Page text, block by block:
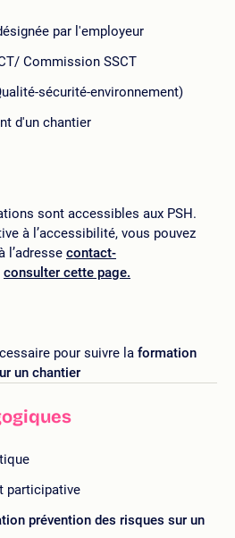
par l'employeur
Commission SSCT
sécurité-environnement)
d'un chantier
sont accessibles aux PSH.
à l’accessibilité, vous pouvez
l’adresse contact-
consulter cette page.
pour suivre la formation
un chantier
participative
prévention des risques sur un